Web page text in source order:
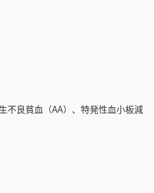
良貧血（AA）、特発性血小板減